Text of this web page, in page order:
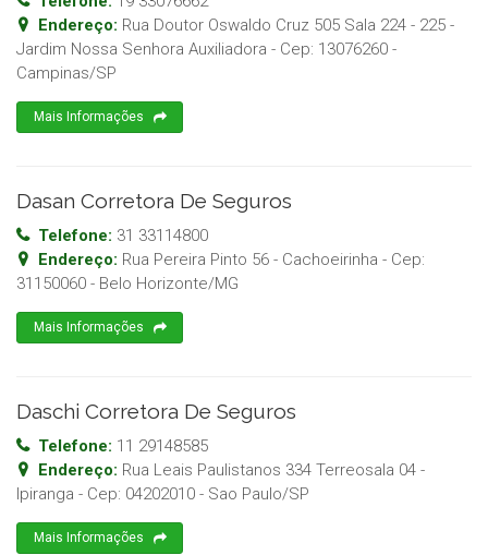
Endereço: Rua Doutor Oswaldo Cruz 505 Sala 224 - 225 -
Jardim Nossa Senhora Auxiliadora - Cep: 13076260 -
Campinas/SP
Mais Informações
Dasan Corretora De Seguros
Telefone: 31 33114800
Endereço: Rua Pereira Pinto 56 - Cachoeirinha - Cep:
31150060 - Belo Horizonte/MG
Mais Informações
Daschi Corretora De Seguros
Telefone: 11 29148585
Endereço: Rua Leais Paulistanos 334 Terreosala 04 -
Ipiranga - Cep: 04202010 - Sao Paulo/SP
Mais Informações